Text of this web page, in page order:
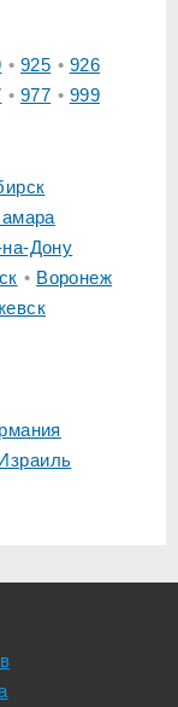
925
926
977 999
Дону
Воронеж